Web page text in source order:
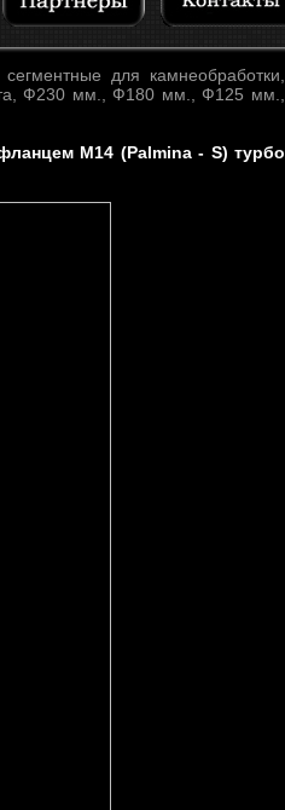
для камнеобработки,
Ф230 мм., Ф180 мм., Ф125 мм.,
М14 (Palmina - S) турбо